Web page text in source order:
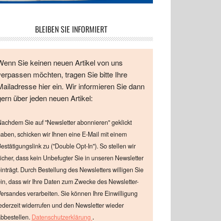
BLEIBEN SIE INFORMIERT
Sie keinen neuen Artikel von uns
möchten, tragen Sie bitte Ihre
hier ein. Wir informieren Sie dann
über jeden neuen Artikel:
Sie auf "Newsletter abonnieren" geklickt
schicken wir Ihnen eine E-Mail mit einem
zu ("Double Opt-In"). So stellen wir
dass kein Unbefugter Sie in unseren Newsletter
Durch Bestellung des Newsletters willigen Sie
dass wir Ihre Daten zum Zwecke des Newsletter-
verarbeiten. Sie können Ihre Einwilligung
widerrufen und den Newsletter wieder
Datenschutzerklärung .